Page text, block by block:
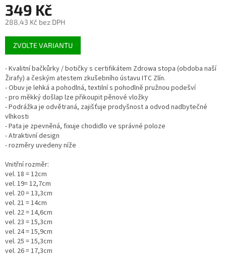
349 Kč
288,43 Kč bez DPH
Měrná
cena:
ZVOLTE VARIANTU
- Kvalitní bačkůrky / botičky s certifikátem Zdrowa stopa (obdoba naší
Žirafy) a českým atestem zkušebního ústavu ITC Zlín.
- Obuv je lehká a pohodlná, textilní s pohodlně pružnou podešví
- pro měkký došlap lze přikoupit pěnové vložky
- Podrážka je odvětraná, zajišťuje prodyšnost a odvod nadbytečné
vlhkosti
- Pata je zpevněná, fixuje chodidlo ve správné poloze
- Atraktivní design
- rozměry uvedeny níže
Vnitřní rozměr:
vel. 18 = 12cm
vel. 19= 12,7cm
vel. 20 = 13,3cm
vel. 21 = 14cm
vel. 22 = 14,6cm
vel. 23 = 15,3cm
vel. 24 = 15,9cm
vel. 25 = 15,3cm
vel. 26 = 17,3cm